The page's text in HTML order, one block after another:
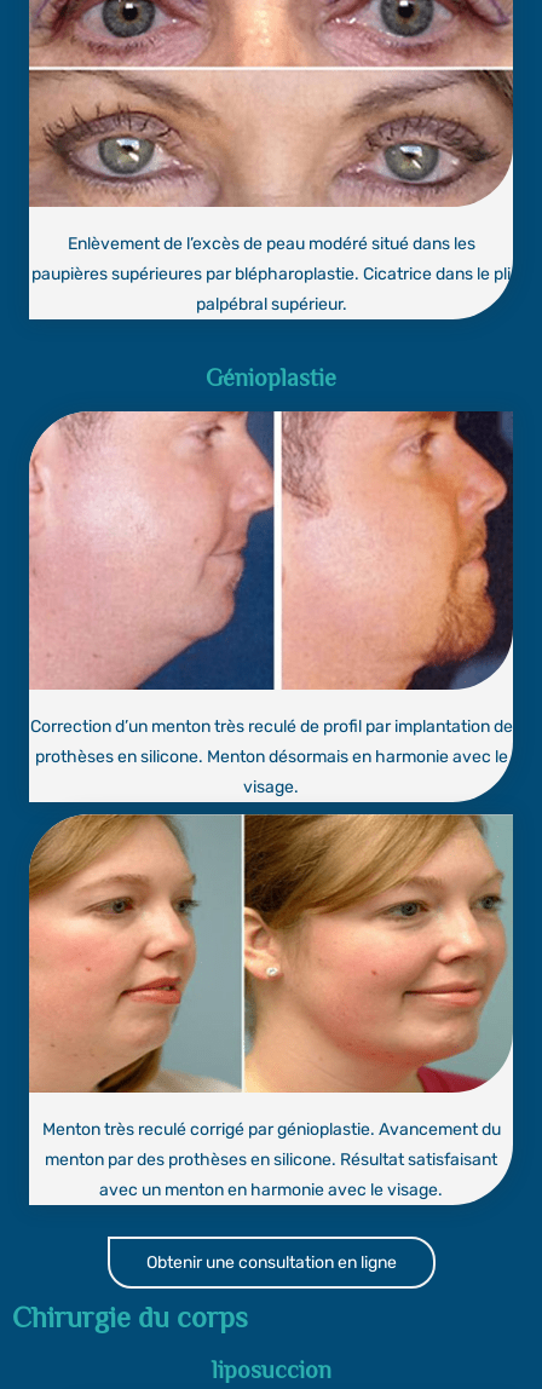
Enlèvement de l’excès de peau modéré situé dans les
paupières supérieures par blépharoplastie. Cicatrice dans le pli
palpébral supérieur.
Génioplastie
Correction d’un menton très reculé de profil par implantation de
prothèses en silicone. Menton désormais en harmonie avec le
visage.
Menton très reculé corrigé par génioplastie. Avancement du
menton par des prothèses en silicone. Résultat satisfaisant
avec un menton en harmonie avec le visage.
Obtenir une consultation en ligne
Chirurgie du corps
liposuccion